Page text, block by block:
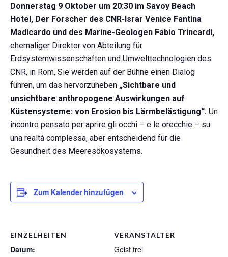
Donnerstag 9 Oktober um 20:30 im Savoy Beach
Hotel, Der Forscher des CNR-Israr Venice Fantina
Madicardo und des Marine-Geologen Fabio Trincardi,
ehemaliger Direktor von Abteilung für
Erdsystemwissenschaften und Umwelttechnologien des
CNR, in Rom, Sie werden auf der Bühne einen Dialog
führen, um das hervorzuheben „Sichtbare und
unsichtbare anthropogene Auswirkungen auf
Küstensysteme: von Erosion bis Lärmbelästigung“. Un
incontro pensato per aprire gli occhi – e le orecchie – su
una realtà complessa, aber entscheidend für die
Gesundheit des Meeresökosystems.
Zum Kalender hinzufügen
EINZELHEITEN
Datum:
VERANSTALTER
Geist frei